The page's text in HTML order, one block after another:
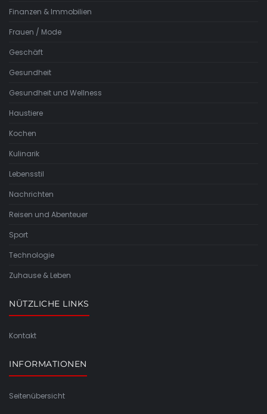
Finanzen & Immobilien
Frauen / Mode
Geschäft
Gesundheit
Gesundheit und Wellness
Haustiere
Kochen
Kulinarik
Lebensstil
Nachrichten
Reisen und Abenteuer
Sport
Technologie
Zuhause & Leben
NÜTZLICHE LINKS
Kontakt
INFORMATIONEN
Seitenübersicht